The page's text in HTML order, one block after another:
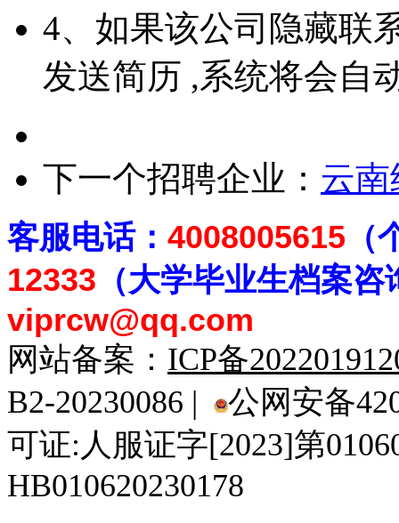
4、如果该公司隐藏联
发送简历 ,系统将会自
下一个招聘企业： 云
客服电话： 4008005615
12333 （大学毕业生档案咨
viprcw@qq.com
网站备案： ICP备
B2-20230086 |
公网安备
可证:人服证字[2023]第
HB010620230178